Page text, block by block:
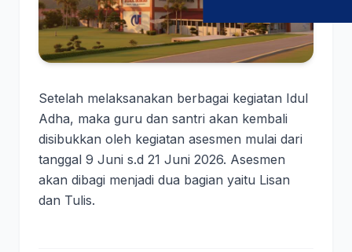
Setelah melaksanakan berbagai kegiatan Idul
Adha, maka guru dan santri akan kembali
disibukkan oleh kegiatan asesmen mulai dari
tanggal 9 Juni s.d 21 Juni 2026. Asesmen
akan dibagi menjadi dua bagian yaitu Lisan
dan Tulis.